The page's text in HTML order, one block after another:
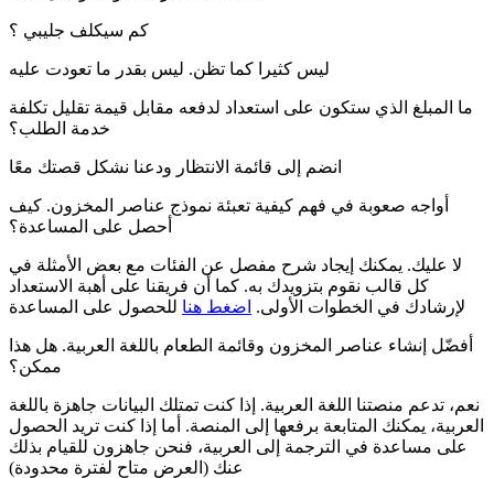
كم سيكلف جليبي ؟
ليس كثيرا كما تظن. ليس بقدر ما تعودت عليه
ما المبلغ الذي ستكون على استعداد لدفعه مقابل قيمة تقليل تكلفة
خدمة الطلب؟
انضم إلى قائمة الانتظار ودعنا نشكل قصتك معًا
أواجه صعوبة في فهم كيفية تعبئة نموذج عناصر المخزون. كيف
أحصل على المساعدة؟
لا عليك. يمكنك إيجاد شرح مفصل عن الفئات مع بعض الأمثلة في
كل قالب نقوم بتزويدك به. كما أن فريقنا على أهبة الاستعداد
لإرشادك في الخطوات الأولى. اضغط هنا للحصول على المساعدة
أفضّل إنشاء عناصر المخزون وقائمة الطعام باللغة العربية. هل هذا
ممكن؟
نعم، تدعم منصتنا اللغة العربية. إذا كنت تمتلك البيانات جاهزة باللغة
العربية، يمكنك المتابعة برفعها إلى المنصة. أما إذا كنت تريد الحصول
على مساعدة في الترجمة إلى العربية، فنحن جاهزون للقيام بذلك
عنك (العرض متاح لفترة محدودة)